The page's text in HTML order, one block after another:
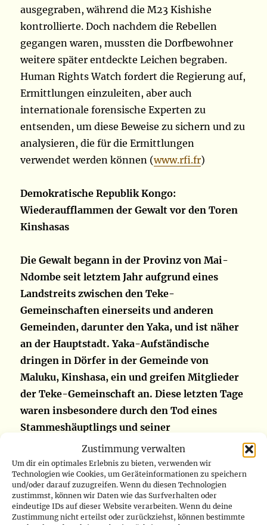
Zustimmung verwalten
Um dir ein optimales Erlebnis zu bieten, verwenden wir
Technologien wie Cookies, um Geräteinformationen zu speichern
und/oder darauf zuzugreifen. Wenn du diesen Technologien
zustimmst, können wir Daten wie das Surfverhalten oder
eindeutige IDs auf dieser Website verarbeiten. Wenn du deine
Zustimmung nicht erteilst oder zurückziehst, können bestimmte
ausgegraben, während die M23 Kishishe
kontrollierte. Doch nachdem die Rebellen
gegangen waren, mussten die Dorfbewohner
weitere später entdeckte Leichen begraben.
Human Rights Watch fordert die Regierung auf,
Ermittlungen einzuleiten, aber auch
internationale forensische Experten zu
entsenden, um diese Beweise zu sichern und zu
analysieren, die für die Ermittlungen
verwendet werden können (www.rfi.fr)
Demokratische Republik Kongo:
Wiederaufflammen der Gewalt vor den Toren
Kinshasas
Die Gewalt begann in der Provinz von Mai-
Ndombe seit letztem Jahr aufgrund eines
Landstreits zwischen den Teke-
Gemeinschaften einerseits und anderen
Gemeinden, darunter den Yaka, und ist näher
an der Hauptstadt. Yaka-Aufständische
dringen in Dörfer in der Gemeinde von
Maluku, Kinshasa, ein und greifen Mitglieder
der Teke-Gemeinschaft an. Diese letzten Tage
waren insbesondere durch den Tod eines
Stammeshäuptlings und seiner
Familienangehörigen geprägt. Eine Situation,
die einen Monat vor der Durchführung der
Spiele der Frankophonie und sechs Monate vor
den Parlamentswahlen Anlass zur Sorge gibt.